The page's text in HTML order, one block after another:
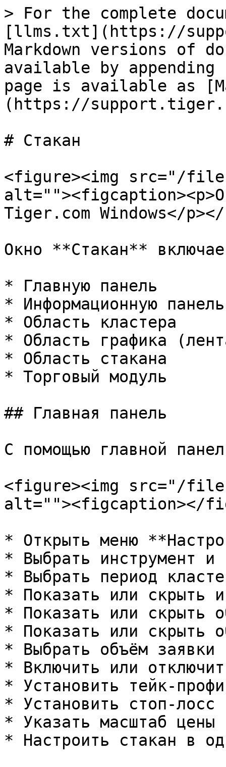
> For the complete
[llms.txt](https://
Markdown versions of
available by
page is available as
(https://
# Стакан
<figure><img src="/files/
Tiger.com Windows</
Окно **Стакан**
* Главную панель
* Информационную панель
* Область кластера
* Область графика
* Область стакана
* Торговый модуль
## Главная панель
С помощью главной
<figure><img src="/files/
alt=""><figcaption></
* Открыть меню
* Выбрать инструмент и
* Выбрать период
* Показать или скрыть
* Показать или скрыть
* Показать или скрыть
* Выбрать объём заявки
* Включить или
* Установить тейк-
* Установить стоп-лосс
* Указать масштаб цены
* Настроить стакан в